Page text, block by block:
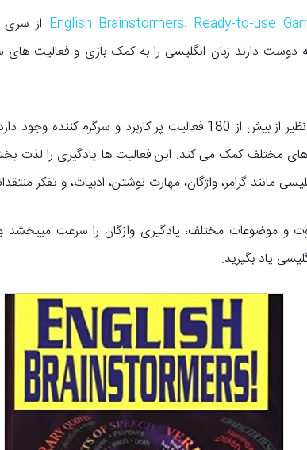
از
دوست دارند زبان انگلیسی را به کمک بازی و فعالیت های
در این کتاب مجموعه ای بی نظیر از بیش از 180 فعالیت پر کاربرد و
مختلف کمک می کند. این فعالیت ها یادگیری را لذت
مانند گرامر، واژگان، مهارت نوشتن، ادبیات، و تفکر
و موضوعات مختلف، یادگیری واژگان را سرعت
یاد بگیرید.